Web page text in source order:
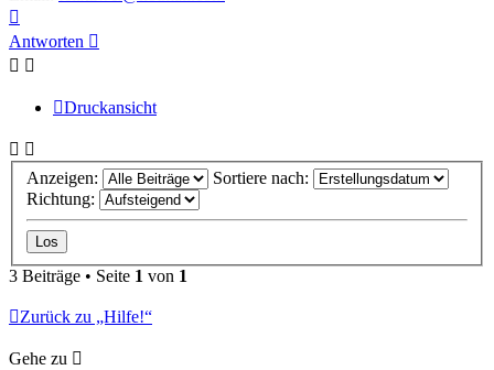
oben
Antworten
Druckansicht
Anzeigen:
Sortiere nach:
Richtung:
3 Beiträge • Seite 1 von 1
Zurück zu „Hilfe!“
Gehe zu